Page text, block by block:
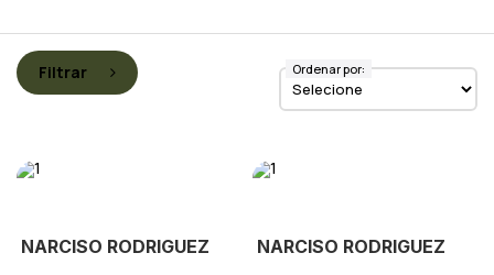
Filtrar Ordenar por:
NARCISO RODRIGUEZ NARCISO RODRIGUEZ